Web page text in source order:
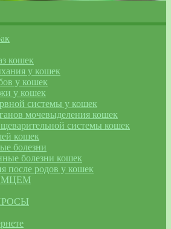
кошек
у кошек
у кошек
у кошек
системы у кошек
мочевыделения кошек
системы кошек
кошек
болезни
болезни кошек
после родов у кошек